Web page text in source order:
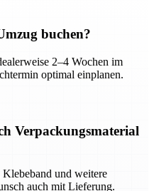
buchen?
2–4 Wochen im
optimal einplanen.
Verpackungsmaterial
und weitere
auch mit Lieferung.